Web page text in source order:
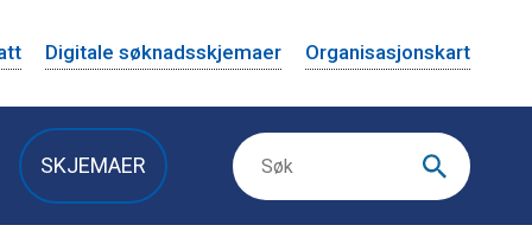
Digitale søknadsskjemaer Organisasjonskart
SKJEMAER